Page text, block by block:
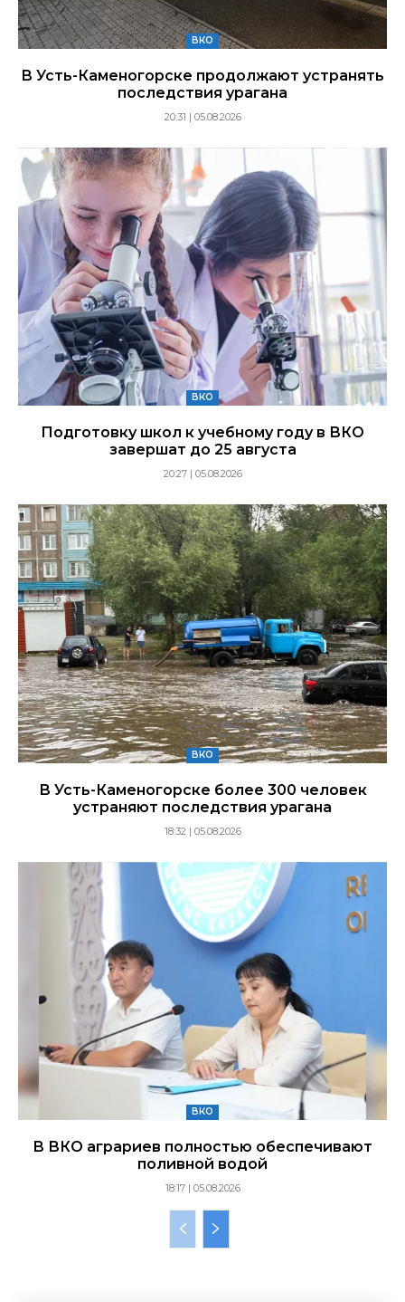
ВКО
В Усть-Каменогорске продолжают устранять
последствия урагана
20:31 | 05.08.2026
ВКО
Подготовку школ к учебному году в ВКО
завершат до 25 августа
20:27 | 05.08.2026
ВКО
В Усть-Каменогорске более 300 человек
устраняют последствия урагана
18:32 | 05.08.2026
ВКО
В ВКО аграриев полностью обеспечивают
поливной водой
18:17 | 05.08.2026